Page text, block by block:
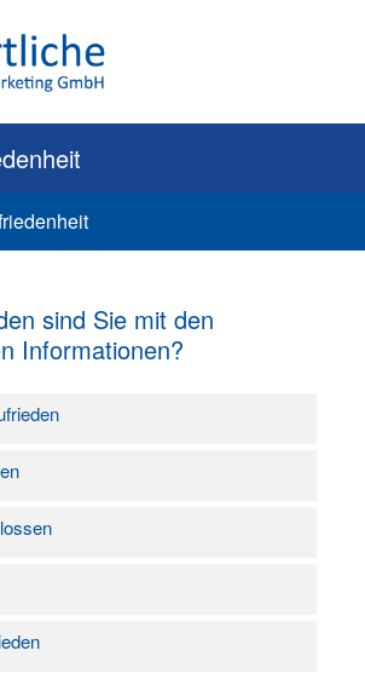
sind Sie mit den
Informationen?